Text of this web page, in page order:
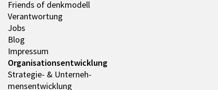
Friends of denk­mo­dell
Verant­wor­tung
Jobs
Blog
Impres­sum
Orga­ni­sa­ti­ons­ent­wick­lung
Stra­te­gie- & Unter­neh­
mens­ent­wick­lung